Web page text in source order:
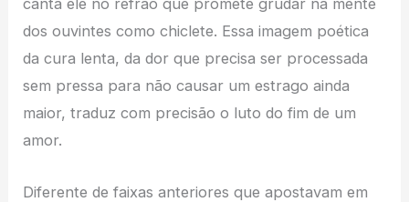
canta ele no refrão que promete grudar na mente
dos ouvintes como chiclete. Essa imagem poética
da cura lenta, da dor que precisa ser processada
sem pressa para não causar um estrago ainda
maior, traduz com precisão o luto do fim de um
amor.
Diferente de faixas anteriores que apostavam em